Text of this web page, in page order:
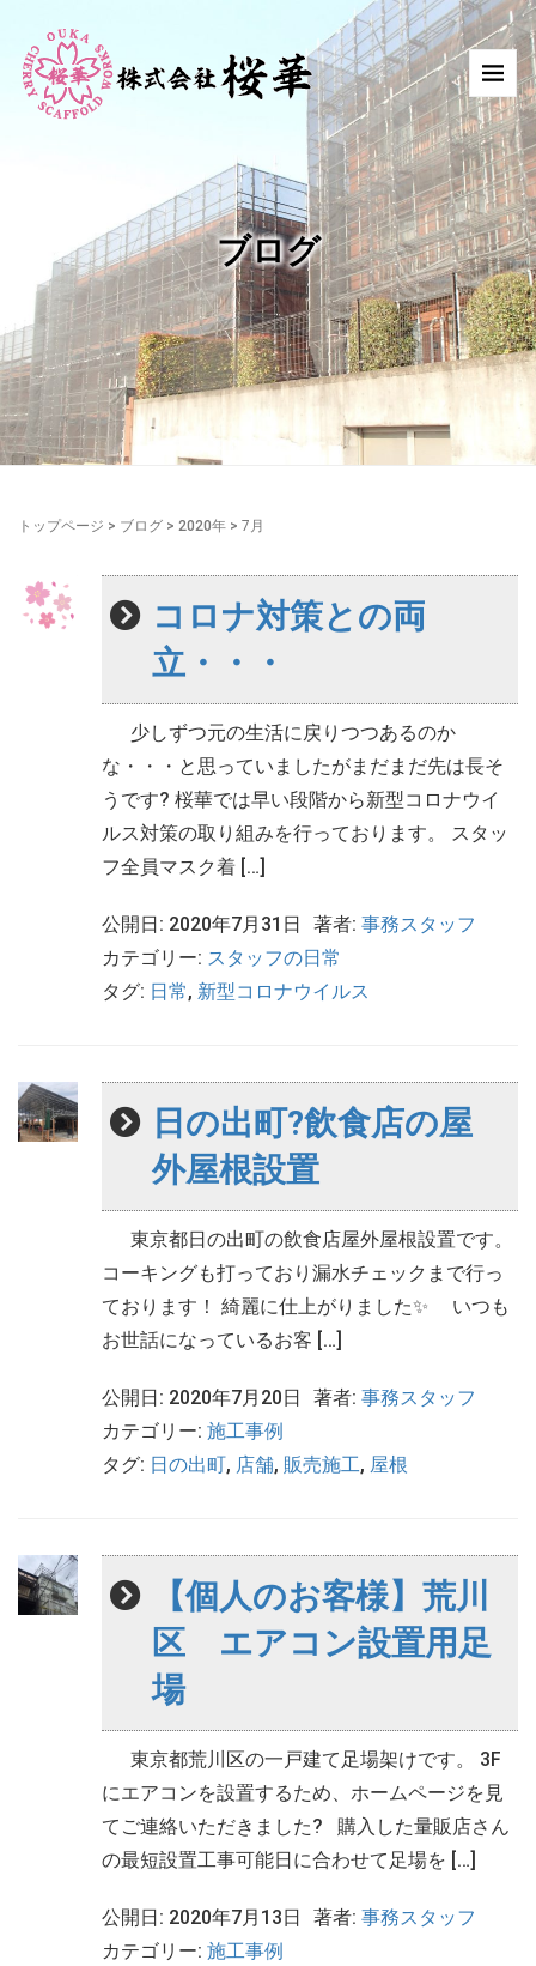
ブログ
トップページ > ブログ > 2020年 > 7月
コロナ対策との両
立・・・
少しずつ元の生活に戻りつつあるのか
な・・・と思っていましたがまだまだ先は長そ
うです? 桜華では早い段階から新型コロナウイ
ルス対策の取り組みを行っております。 スタッ
フ全員マスク着 […]
公開日: 2020年7月31日 著者: 事務スタッフ
カテゴリー: スタッフの日常
タグ: 日常, 新型コロナウイルス
日の出町?飲食店の屋
外屋根設置
東京都日の出町の飲食店屋外屋根設置です。
コーキングも打っており漏水チェックまで行っ
ております！ 綺麗に仕上がりました✨ いつも
お世話になっているお客 […]
公開日: 2020年7月20日 著者: 事務スタッフ
カテゴリー: 施工事例
タグ: 日の出町, 店舗, 販売施工, 屋根
【個人のお客様】荒川
区 エアコン設置用足
場
東京都荒川区の一戸建て足場架けです。 3F
にエアコンを設置するため、ホームページを見
てご連絡いただきました? 購入した量販店さん
の最短設置工事可能日に合わせて足場を […]
公開日: 2020年7月13日 著者: 事務スタッフ
カテゴリー: 施工事例